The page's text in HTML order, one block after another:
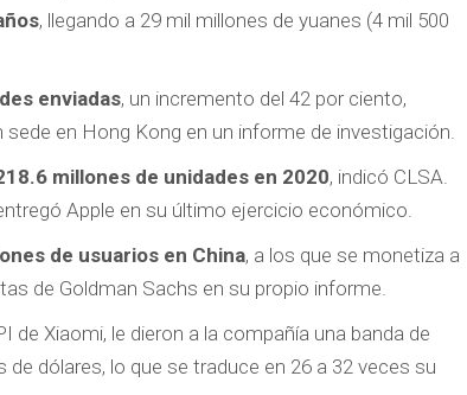
, llegando a 29 mil millones de yuanes (4 mil 500
enviadas, un incremento del 42 por ciento,
en Hong Kong en un informe de investigación.
millones de unidades en 2020, indicó CLSA.
Apple en su último ejercicio económico.
de usuarios en China, a los que se monetiza a
de Goldman Sachs en su propio informe.
de Xiaomi, le dieron a la compañía una banda de
dólares, lo que se traduce en 26 a 32 veces su